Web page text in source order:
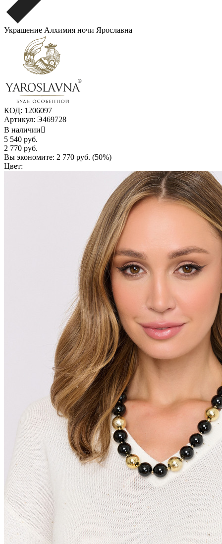
Украшение Алхимия ночи Ярославна
КОД: 1206097
Артикул: Э469728
В наличии
5 540 руб.
2 770 руб.
Вы экономите: 2 770 руб. (50%)
Цвет: